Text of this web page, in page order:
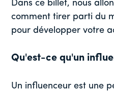
Dans ce billet, nous
comment tirer parti du
pour développer votre
Qu'est-ce qu'un
Un influenceur est une